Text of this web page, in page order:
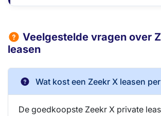
Veelgestelde vragen over
leasen
Wat kost een Zeekr X leasen
De goedkoopste Zeekr X private